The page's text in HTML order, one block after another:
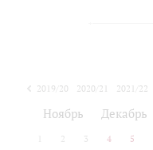
2019/20 2020/21 2021/22
Ноябрь Декабрь
2 3 4 5